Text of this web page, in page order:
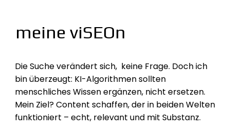
meine viSEOn
Die Suche verändert sich, keine Frage. Doch ich
bin überzeugt: KI-Algorithmen sollten
menschliches Wissen ergänzen, nicht ersetzen.
Mein Ziel? Content schaffen, der in beiden Welten
funktioniert – echt, relevant und mit Substanz.